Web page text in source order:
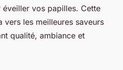
vos papilles. Cette
vers les meilleures saveurs
qualité, ambiance et